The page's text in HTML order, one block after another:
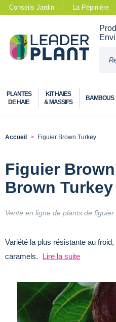
Conseils Jardin La Pépinière
PLANTES
DE HAIE
KIT HAIES
& MASSIFS
BAMBOUS
Accueil Figuier Brown Turkey
Figuier
Brown Turkey
Vente en ligne de plants de
Variété la plus résistante au
caramels.
Lire la suite